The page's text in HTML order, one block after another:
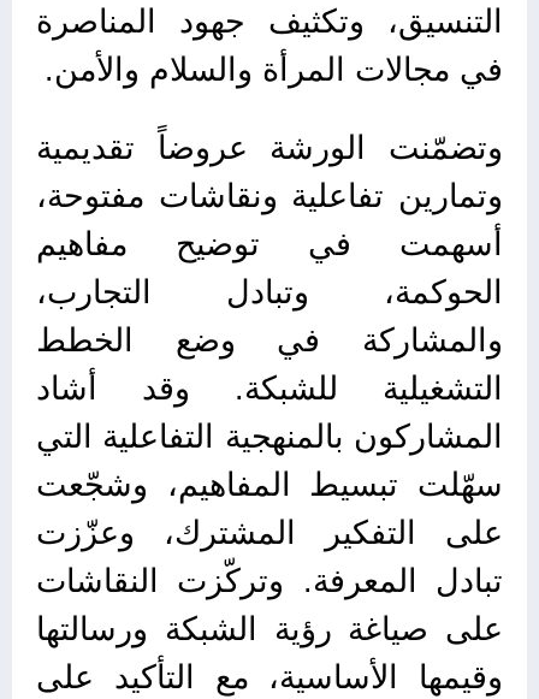
التنسيق، وتكثيف جهود المناصرة
في مجالات المرأة والسلام والأمن.
وتضمّنت الورشة عروضاً تقديمية
وتمارين تفاعلية ونقاشات مفتوحة،
أسهمت في توضيح مفاهيم
الحوكمة، وتبادل التجارب،
والمشاركة في وضع الخطط
التشغيلية للشبكة. وقد أشاد
المشاركون بالمنهجية التفاعلية التي
سهّلت تبسيط المفاهيم، وشجّعت
على التفكير المشترك، وعزّزت
تبادل المعرفة. وتركّزت النقاشات
على صياغة رؤية الشبكة ورسالتها
وقيمها الأساسية، مع التأكيد على